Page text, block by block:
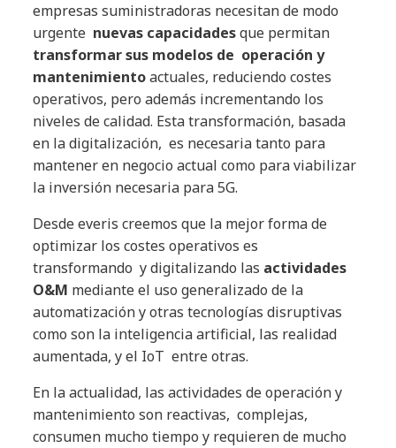
empresas suministradoras necesitan de modo
urgente nuevas capacidadesque permitan
transformar sus modelos de operación y
mantenimientoactuales, reduciendo costes
operativos, pero además incrementando los
niveles de calidad. Esta transformación, basada
en la digitalización, es necesaria tanto para
mantener en negocio actual como para viabilizar
la inversión necesaria para 5G.
Desde everis creemos que la mejor forma de
optimizar los costes operativos es
transformando y digitalizando las actividades
O&M mediante el uso generalizado de la
automatización y otras tecnologías disruptivas
como son la inteligencia artificial, las realidad
aumentada, y el IoT entre otras.
En la actualidad, las actividades de operación y
mantenimiento son reactivas, complejas,
consumen mucho tiempo y requieren de mucho